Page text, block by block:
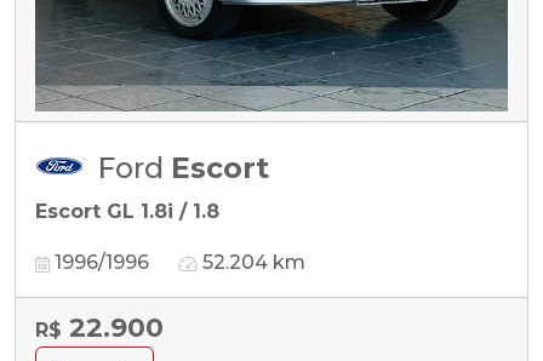
Ford Escort
Escort GL 1.8i / 1.8
1996/1996 52.204 km
R$ 22.900